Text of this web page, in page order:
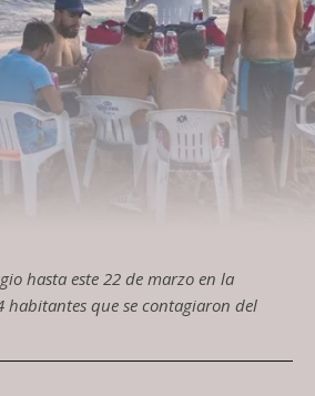
hasta este 22 de marzo en la
habitantes que se contagiaron del